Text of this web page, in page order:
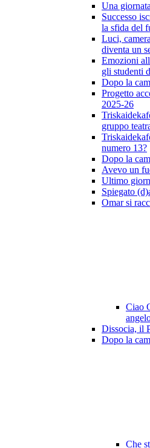
Una
Successo
la sfida del
Luci,
diventa un
Emozioni
gli studenti
Dopo la
Progetto
2025-26
gruppo
numero 13?
Dopo la
Avevo un
Ultimo
Spiegato
Omar si
Ciao
Dissocia, il
Dopo la
Che